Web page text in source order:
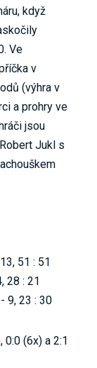
když
Ve
v
(výhra v
a prohry ve
jsou
Jukl s
51 : 51
28 : 21
9, 23 : 30
0:0 (6x) a 2:1